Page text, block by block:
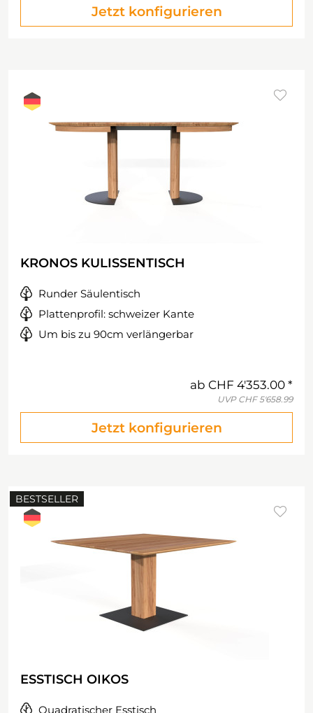
Jetzt konfigurieren
KRONOS KULISSENTISCH
Runder Säulentisch
Plattenprofil: schweizer Kante
Um bis zu 90cm verlängerbar
ab CHF 4'353.00
UVP CHF 5'658.99
Jetzt konfigurieren
BESTSELLER
ESSTISCH OIKOS
Quadratischer Esstisch